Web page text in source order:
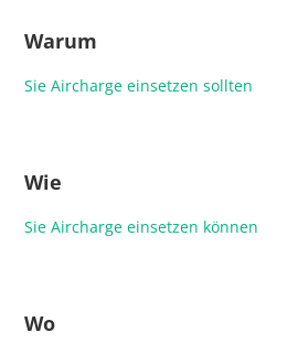
Warum
Sie Aircharge einsetzen sollten
Wie
Sie Aircharge einsetzen können
Wo